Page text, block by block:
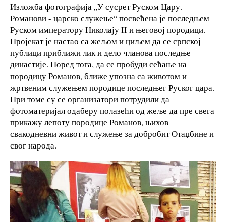
Изложба фотографија „У сусрет Руском Цару.
Романови - царско служење“ посвећена је последњем
Руском императору Николају II и његовој породици.
Пројекат је настао са жељом и циљем да се српској
публици приближи лик и дело чланова последње
династије. Поред тога, да се пробуди сећање на
породицу Романов, ближе упозна са животом и
жртвеним служењем породице последњег Руског цара.
При томе су се организатори потрудили да
фотоматеријал одаберу полазећи од жеље да пре свега
прикажу лепоту породице Романов, њихов
свакодневни живот и служење за добробит Отаџбине и
свог народа.